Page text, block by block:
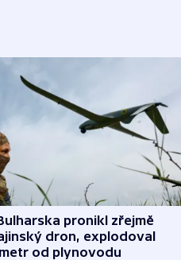
pronikl zřejmě
dron, explodoval
od plynovodu